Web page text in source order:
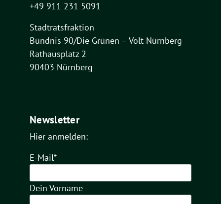
+49 911 231 5091
Stadtratsfraktion
Bündnis 90/Die Grünen – Volt Nürnberg
Rathausplatz 2
90403 Nürnberg
Newsletter
Hier anmelden:
E-Mail*
Dein Vorname